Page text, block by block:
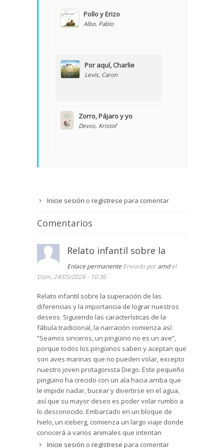
Pollo y Erizo
Albo, Pablo
Por aquí, Charlie
Levis, Caron
Zorro, Pájaro y yo
Devos, Kristof
Inicie sesión o regístrese para comentar
Comentarios
Relato infantil sobre la
Enlace permanente Enviado poramdel
Dom, 24/05/2026 - 10:36
Relato infantil sobre la superación de las
diferencias y la importancia de lograr nuestros
deseos. Siguiendo las características de la
fábula tradicional, la narración comienza así:
“Seamos sinceros, un pingüino no es un ave”,
porque todos los pingüinos saben y aceptan que
son aves marinas que no pueden volar, excepto
nuestro joven protagonista Diego. Este pequeño
pingüino ha crecido con un ala hacia arriba que
le impide nadar, bucear y divertirse en el agua,
así que su mayor deseo es poder volar rumbo a
lo desconocido. Embarcado en un bloque de
hielo, un iceberg, comienza un largo viaje donde
conocerá a varios animales que intentan
ayudarlo en su sueño de volar: una foca, una
Inicie sesión o regístrese para comentar